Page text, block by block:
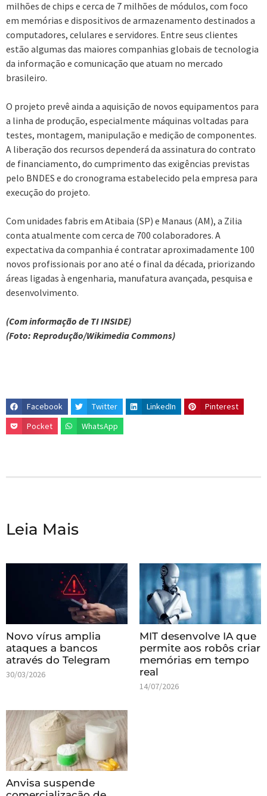
milhões de chips e cerca de 7 milhões de módulos, com foco
em memórias e dispositivos de armazenamento destinados a
computadores, celulares e servidores. Entre seus clientes
estão algumas das maiores companhias globais de tecnologia
da informação e comunicação que atuam no mercado
brasileiro.
O projeto prevê ainda a aquisição de novos equipamentos para
a linha de produção, especialmente máquinas voltadas para
testes, montagem, manipulação e medição de componentes.
A liberação dos recursos dependerá da assinatura do contrato
de financiamento, do cumprimento das exigências previstas
pelo BNDES e do cronograma estabelecido pela empresa para
execução do projeto.
Com unidades fabris em Atibaia (SP) e Manaus (AM), a Zilia
conta atualmente com cerca de 700 colaboradores. A
expectativa da companhia é contratar aproximadamente 100
novos profissionais por ano até o final da década, priorizando
áreas ligadas à engenharia, manufatura avançada, pesquisa e
desenvolvimento.
(Com informação de TI INSIDE)
(Foto: Reprodução/Wikimedia Commons)
Facebook Twitter LinkedIn
Pinterest
Pocket
WhatsApp
Leia Mais
Novo vírus amplia
ataques a bancos
através do Telegram
30/03/2026
MIT desenvolve IA que
permite aos robôs criar
memórias em tempo
real
14/07/2026
Anvisa suspende